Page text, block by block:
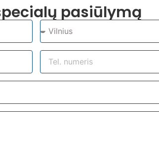
pasiūlymą